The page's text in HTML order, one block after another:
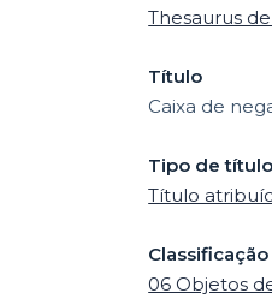
Thesaurus
Título
Caixa de
Tipo de título
Título
Classificação
06 Objetos